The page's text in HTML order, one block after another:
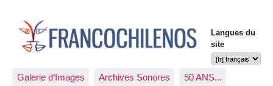
Langues du
site
Galerie d’Images Archives Sonores 50 ANS...